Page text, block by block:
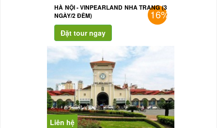
16%
HÀ NỘI - VINPEARLAND NHA TRANG (3
NGÀY/2 ĐÊM)
Liên hệ